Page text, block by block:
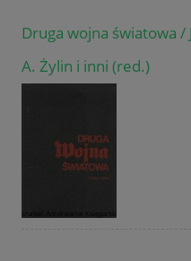
Druga wojna światowa /
A. Żylin i inni (red.)